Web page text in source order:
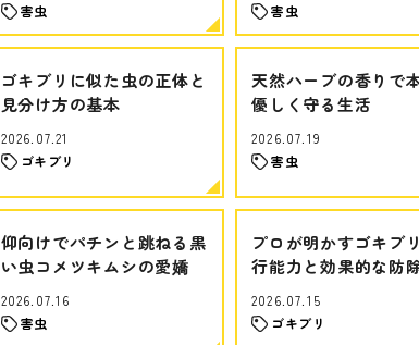
害虫
害虫
ゴキブリに似た虫の正体と
見分け方の基本
2026.07.21
ゴキブリ
天然ハーブの香りで
優しく守る生活
2026.07.19
害虫
仰向けでパチンと跳ねる黒
い虫コメツキムシの愛嬌
2026.07.16
害虫
プロが明かすゴキブ
行能力と効果的な防
2026.07.15
ゴキブリ